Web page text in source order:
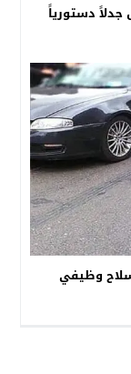
جدلاً دستورياً
وظيفي